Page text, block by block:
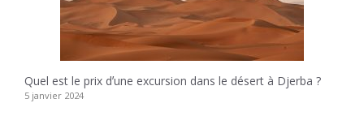
Quel est le prix dʼune excursion dans le désert à Djerba ?
5 janvier 2024